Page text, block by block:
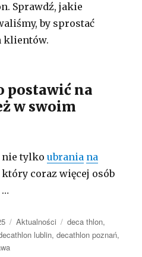
Sprawdź, jakie
by sprostać
klientów.
postawić na
w swoim
nie tylkoubrania na
który coraz więcej osób
…
Kategorie
Aktualności Tagi
deca thlon,
lublin,decathlon poznań,